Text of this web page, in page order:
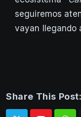
seguiremos
vayan llegando
Share This Post: